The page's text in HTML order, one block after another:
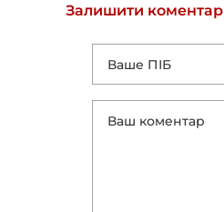
Залишити коментар